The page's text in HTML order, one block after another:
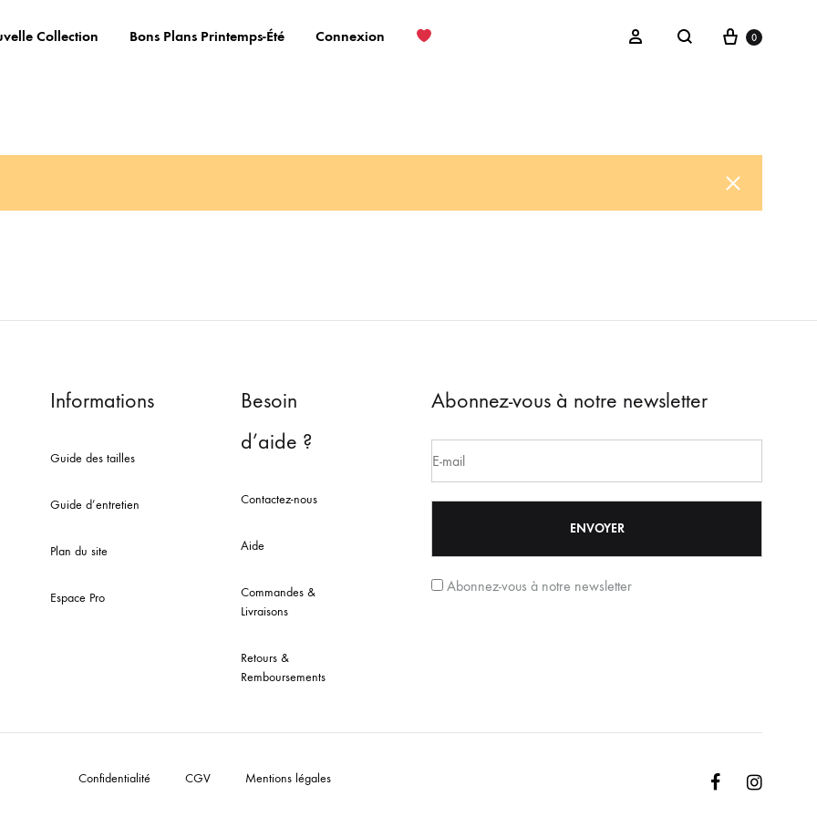
Collection Bons Plans Printemps-Été Connexion Sign in
Search
Cart
0
Informations
Guide des tailles
Guide d’entretien
Plan du site
Espace Pro
Besoin
d’aide ?
Contactez-nous
Aide
Commandes &
Livraisons
Retours &
Remboursements
Abonnez-vous à notre newsletter
Abonnez-vous à notre newsletter
Confidentialité CGV Mentions légales Facebook